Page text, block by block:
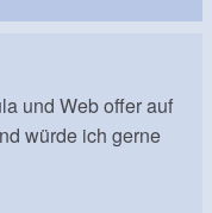
und Web offer auf
würde ich gerne